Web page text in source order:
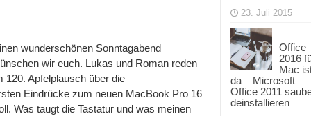
wunderschönen Sonntagabend
wir euch. Lukas und Roman reden
120. Apfelplausch über die
Eindrücke zum neuen MacBook Pro 16
Was taugt die Tastatur und was meinen
23. Juli 2015
Office
2016
Mac
da – Microsoft
Office 2011
deinstallieren